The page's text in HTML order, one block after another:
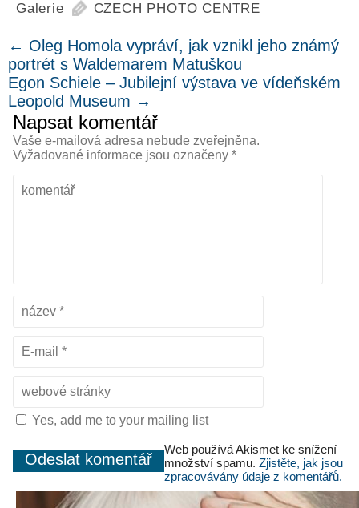
Galerie
CZECH PHOTO CENTRE
← Oleg Homola vypráví, jak vznikl jeho známý
portrét s Waldemarem Matuškou
Egon Schiele – Jubilejní výstava ve vídeňském
Leopold Museum →
Napsat komentář
Vaše e-mailová adresa nebude zveřejněna.
Vyžadované informace jsou označeny *
Yes, add me to your mailing list
Web používá Akismet ke snížení
množství spamu. Zjistěte, jak jsou
zpracovávány údaje z komentářů.